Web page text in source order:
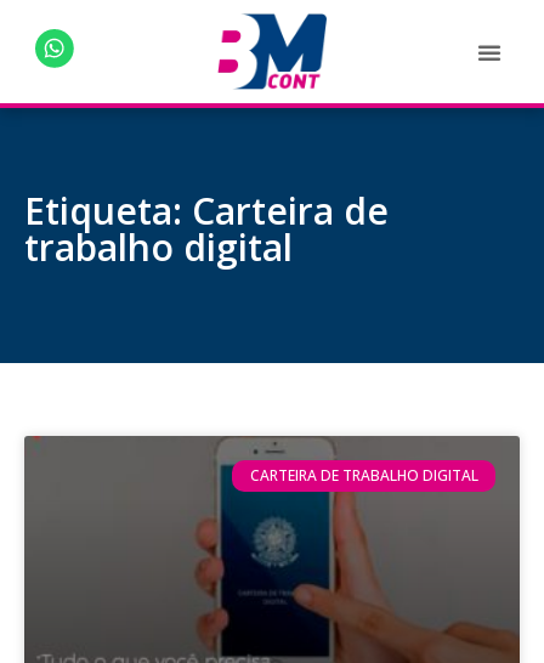
Etiqueta: Carteira de
trabalho digital
CARTEIRA DE TRABALHO DIGITAL